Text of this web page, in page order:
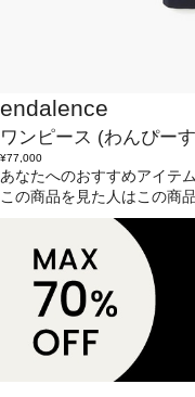
endalence
ワンピース (わんぴー
¥77,000
あなたへのおすすめアイテム
この商品を見た人はこの商